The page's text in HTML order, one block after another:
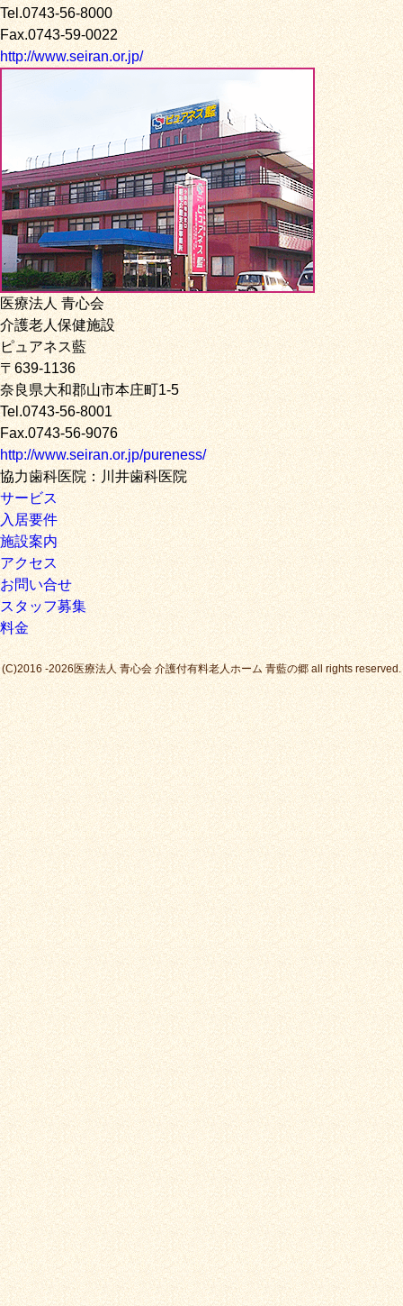
Tel.0743-56-8000
Fax.0743-59-0022
http://www.seiran.or.jp/
医療法人 青心会
介護老人保健施設
ピュアネス藍
〒639-1136
奈良県大和郡山市本庄町1-5
Tel.0743-56-8001
Fax.0743-56-9076
http://www.seiran.or.jp/pureness/
協力歯科医院：川井歯科医院
サービス
入居要件
施設案内
アクセス
お問い合せ
スタッフ募集
料金
(C)2016 -2026医療法人 青心会 介護付有料老人ホーム 青藍の郷 all rights reserved.